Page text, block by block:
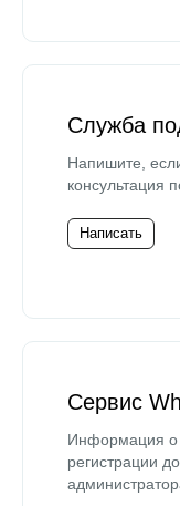
Служба
Напишите,
консультация
Написать
Сервис
Информация о
регистрации